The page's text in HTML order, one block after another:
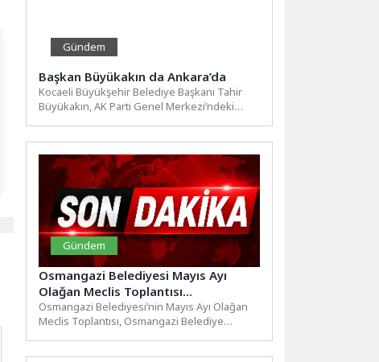
Gündem
Başkan Büyükakın da Ankara’da
Kocaeli Büyükşehir Belediye Başkanı Tahir
Büyükakın, AK Parti Genel Merkezi’ndeki
Gündem
Osmangazi Belediyesi Mayıs Ayı
Olağan Meclis Toplantısı
Gerçekleştirildi
Osmangazi Belediyesi’nin Mayıs Ayı Olağan
Meclis Toplantısı, Osmangazi Belediye